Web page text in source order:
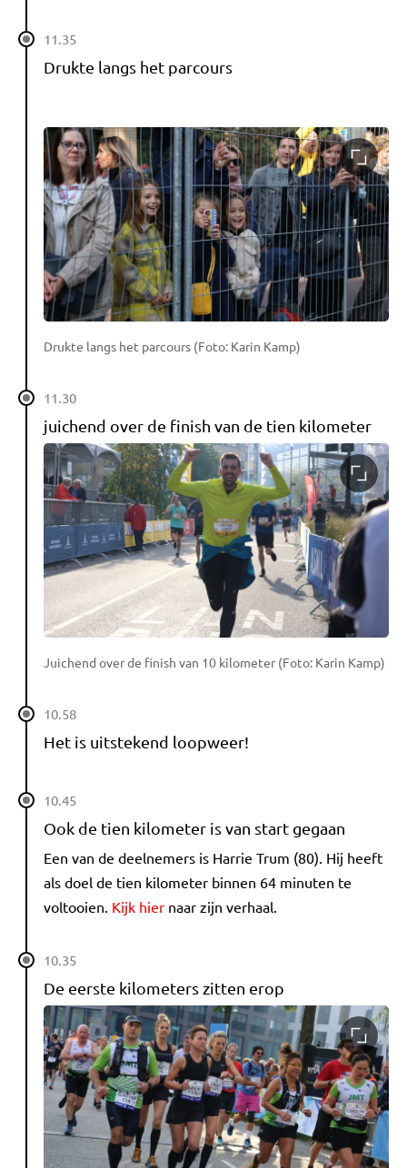
11.35
Drukte langs het parcours
Drukte langs het parcours (Foto: Karin Kamp)
11.30
juichend over de finish van de tien kilometer
Juichend over de finish van 10 kilometer (Foto: Karin Kamp)
10.58
Het is uitstekend loopweer!
10.45
Ook de tien kilometer is van start gegaan
Een van de deelnemers is Harrie Trum (80). Hij heeft
als doel de tien kilometer binnen 64 minuten te
voltooien. Kijk hier naar zijn verhaal.
10.35
De eerste kilometers zitten erop